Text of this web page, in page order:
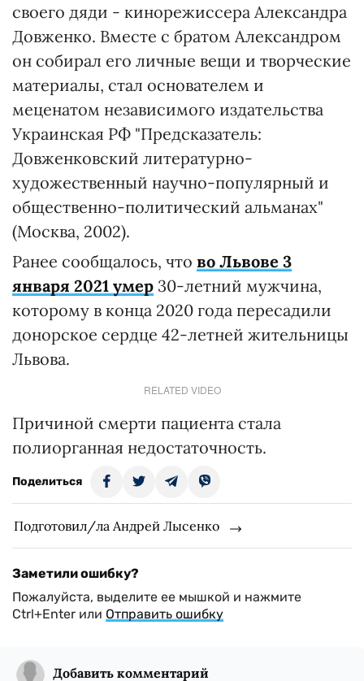
своего дяди - кинорежиссера Александра
Довженко. Вместе с братом Александром
он собирал его личные вещи и творческие
материалы, стал основателем и
меценатом независимого издательства
Украинская РФ "Предсказатель:
Довженковский литературно-
художественный научно-популярный и
общественно-политический альманах"
(Москва, 2002).
Ранее сообщалось, что во Львове 3
января 2021 умер 30-летний мужчина,
которому в конца 2020 года пересадили
донорское сердце 42-летней жительницы
Львова.
RELATED VIDEO
Причиной смерти пациента стала
полиорганная недостаточность.
Поделиться
Подготовил/ла Андрей Лысенко
Заметили ошибку?
Пожалуйста, выделите ее мышкой и нажмите
Ctrl+Enter или Отправить ошибку
Добавить комментарий